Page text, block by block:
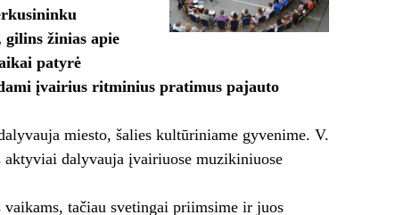
žinias apie
patyrė
įvairius ritminius pratimus pajauto
miesto, šalies kultūriniame gyvenime. V.
dalyvauja įvairiuose muzikiniuose
tačiau svetingai priimsime ir juos